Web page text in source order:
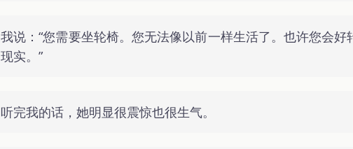
我说：“您需要坐轮椅。您无法像以前一样生活了。也许您会
现实。”
听完我的话，她明显很震惊也很生气。